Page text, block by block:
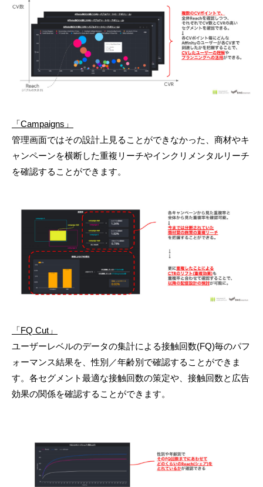
「Campaigns」
管理画面ではその設計上見ることができなかった、商材やキ
ャンペーンを横断した重複リーチやインクリメンタルリーチ
を確認することができます。
「FQ Cut」
ユーザーレベルのデータの集計による接触回数(FQ)毎のパフ
ォーマンス結果を、性別／年齢別で確認することができま
す。各セグメント最適な接触回数の策定や、接触回数と広告
効果の関係を確認することができます。